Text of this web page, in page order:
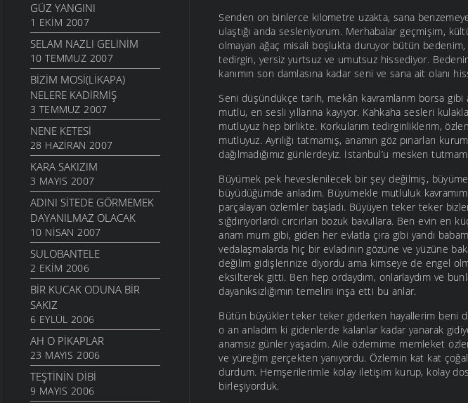
GÜZ YANGINI
1 EKIM 2007
SELAM NAZLI GELINIM
10 TEMMUZ 2007
BIZIM MOSI(LIKAPA)
NELERE KADIRMIŞ
3 TEMMUZ 2007
NENE KETESI
28 HAZIRAN 2007
KARA SAKIZIM
3 MAYIS 2007
ADINI SITEDE GÖRMEMEK
DAYANILMAZ OLACAK
10 NISAN 2007
SULOBANTELE
2 EKIM 2006
BIR KUCAK ODUNA BIR
SAKIZ
6 EYLÜL 2006
AH O PIKAPLAR
23 MAYIS 2006
TEŞTININ DIBI
9 MAYIS 2006
Senden on binlerce kilometre uzakta, sana
ulaştığı anda sesleniyorum. Merhabalar geçmişim,
olmayan ağaç misali boşlukta duruyor bütün
tedirgin, yersiz yurtsuz ve umutsuz hissediyor.
kanımın son damlasına kadar seni ve sana ait olanı
Seni düşündükçe tarih, mekân kavramlarım borsa
mutlu, en sesli yıllarına kayıyor. Kahkaha sesleri
mutluyuz hep birlikte. Korkularım tedirginliklerim,
mutluyuz. Ayrılığı tatmamış, anamın göz pınarları
dağılmadığımız günlerdeyiz. İstanbul’u mesken
Büyümek pek heveslenilecek bir şey değilmiş,
büyüdüğümde anladım. Büyümekle mutluluk
parçalayan özlemler başladı. Büyüyen teker teker
sığdırıyorlardı cırcırları bozuk bavullara. Ben evin
anam mum gibi, giden her evlatla çıra gibi yandı
vedalaşmalarda hiç bir evladının gözüne ve yüzüne
değilim gidişlerinize diyordu ama kimseye de engel
eksilterek gitti. Ben hep ordaydım, onlarlaydım ve
dayanıksızlığımın temelini inşa etti bu anlar.
Bütün büyükler teker teker giderken hayallerim beni
o an anladım ki gidenlerde kalanlar kadar yanarak
anamsız günler yaşadım. Aile özlemime memleket
ve yüreğim gerçekten yanıyordu. Özlemin kat kat
durdum. Hemşerilerimle kolay iletişim kurup, kolay
birleşiyorduk.